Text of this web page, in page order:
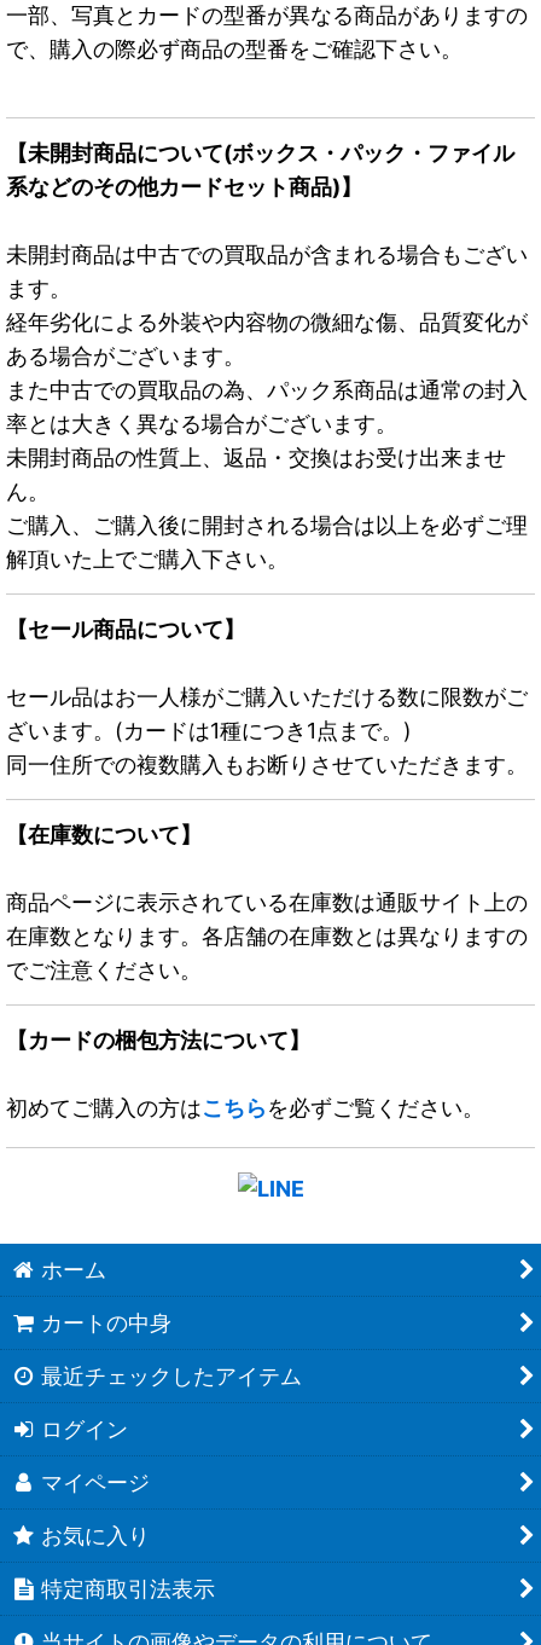
一部、写真とカードの型番が異なる商品がありますの
で、購入の際必ず商品の型番をご確認下さい。
【未開封商品について(ボックス・パック・ファイル
系などのその他カードセット商品)】
未開封商品は中古での買取品が含まれる場合もござい
ます。
経年劣化による外装や内容物の微細な傷、品質変化が
ある場合がございます。
また中古での買取品の為、パック系商品は通常の封入
率とは大きく異なる場合がございます。
未開封商品の性質上、返品・交換はお受け出来ませ
ん。
ご購入、ご購入後に開封される場合は以上を必ずご理
解頂いた上でご購入下さい。
【セール商品について】
セール品はお一人様がご購入いただける数に限数がご
ざいます。(カードは1種につき1点まで。)
同一住所での複数購入もお断りさせていただきます。
【在庫数について】
商品ページに表示されている在庫数は通販サイト上の
在庫数となります。各店舗の在庫数とは異なりますの
でご注意ください。
【カードの梱包方法について】
初めてご購入の方はこちらを必ずご覧ください。
ホーム
カートの中身
最近チェックしたアイテム
ログイン
マイページ
お気に入り
特定商取引法表示